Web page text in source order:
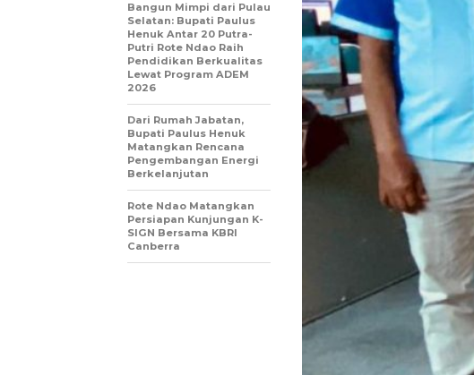
Bangun Mimpi dari Pulau
Selatan: Bupati Paulus
Henuk Antar 20 Putra-
Putri Rote Ndao Raih
Pendidikan Berkualitas
Lewat Program ADEM
2026
Dari Rumah Jabatan,
Bupati Paulus Henuk
Matangkan Rencana
Pengembangan Energi
Berkelanjutan
Rote Ndao Matangkan
Persiapan Kunjungan K-
SIGN Bersama KBRI
Canberra